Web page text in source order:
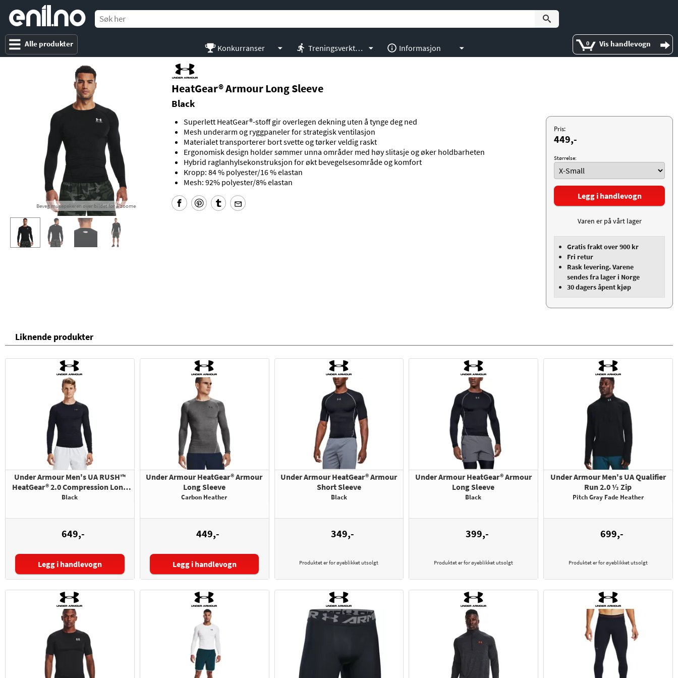
enil no
Alle produkter 0 Vis handlevogn
Konkurranser Treningsverktøy Informasjon
HeatGear® Armour Long Sleeve
Black
Beveg musepekeren over bildet for å zoome
Pris:
449,-
Størrelse:
Legg i handlevogn
Varen er på vårt lager
Gratis frakt over 900 kr
Fri retur
Rask levering. Varene
sendes fra lager i Norge
30 dagers åpent kjøp
Superlett HeatGear®-stoff gir overlegen dekning uten å tynge deg ned
Mesh underarm og ryggpaneler for strategisk ventilasjon
Materialet transporterer bort svette og tørker veldig raskt
Ergonomisk design holder sømmer unna områder med høy slitasje og øker holdbarheten
Hybrid raglanhylsekonstruksjon for økt bevegelsesområde og komfort
Kropp: 84 % polyester/16 % elastan
Mesh: 92% polyester/8% elastan
Liknende produkter
Under Armour Men's UA RUSH™
HeatGear® 2.0 Compression Long
Sleeve
Black
649,-
Størrelse:
Legg i handlevogn
Under Armour HeatGear® Armour
Long Sleeve
Carbon Heather
449,-
Størrelse:
Legg i handlevogn
Under Armour HeatGear® Armour
Short Sleeve
Black
349,-
Produktet er for øyeblikket utsolgt
Under Armour HeatGear® Armour
Long Sleeve
Black
399,-
Produktet er for øyeblikket utsolgt
Under Armour Men's UA Qualifier
Run 2.0 ½ Zip
Pitch Gray Fade Heather
699,-
Produktet er for øyeblikket utsolgt